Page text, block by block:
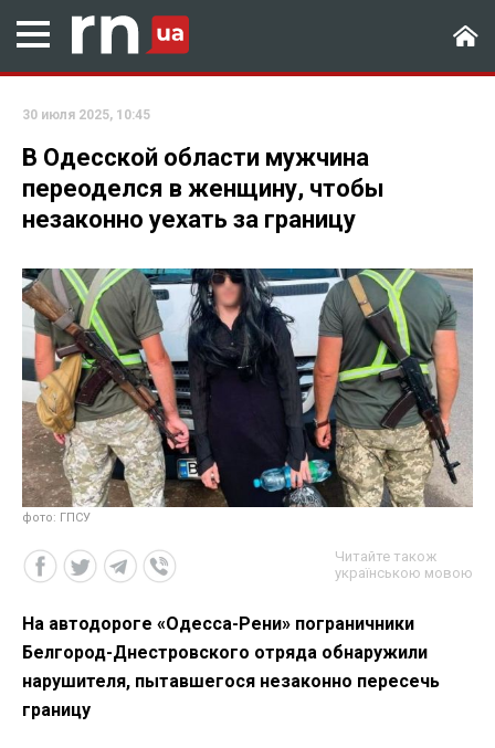
30 июля 2025, 10:45
В Одесской области мужчина
переоделся в женщину, чтобы
незаконно уехать за границу
фото: ГПСУ
Читайте також
українською мовою
На автодороге «Одесса-Рени» пограничники
Белгород-Днестровского отряда обнаружили
нарушителя, пытавшегося незаконно пересечь
границу